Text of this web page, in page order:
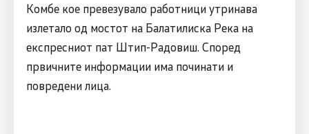
Комбе кое превезувало работници утринава
излетало од мостот на Балатилиска Река на
експресниот пат Штип-Радовиш. Според
првичните информации има починати и
повредени лица.